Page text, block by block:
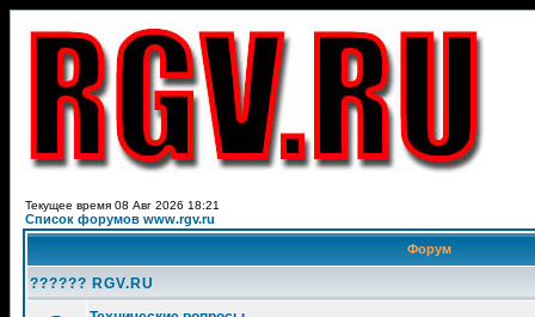
Текущее время 08 Авг 2026 18:21
Список форумов www.rgv.ru
Форум
?????? RGV.RU